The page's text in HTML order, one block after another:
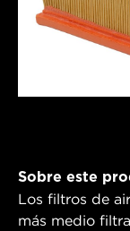
Sobre este
Los filtros de
más medio